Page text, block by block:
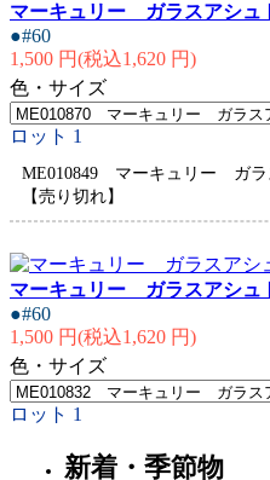
マーキュリー ガラスアシュ
●#60
1,500 円(税込1,620 円)
色・サイズ
ロット 1
ME010849 マーキュリー ガラ
【売り切れ】
マーキュリー ガラスアシュ
●#60
1,500 円(税込1,620 円)
色・サイズ
ロット 1
新着・季節物